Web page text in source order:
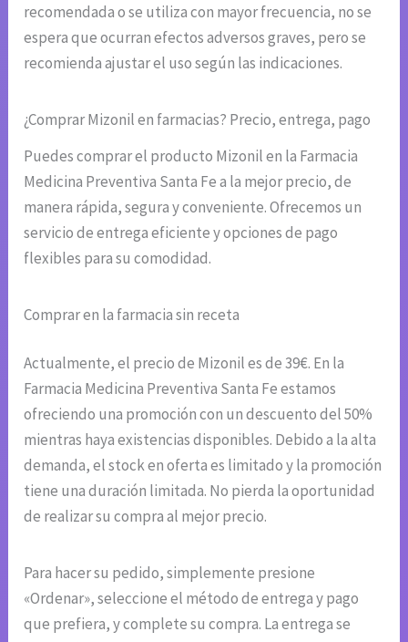
recomendada o se utiliza con mayor frecuencia, no se
espera que ocurran efectos adversos graves, pero se
recomienda ajustar el uso según las indicaciones.
¿Comprar Mizonil en farmacias? Precio, entrega, pago
Puedes comprar el producto Mizonil en la Farmacia
Medicina Preventiva Santa Fe a la mejor precio, de
manera rápida, segura y conveniente. Ofrecemos un
servicio de entrega eficiente y opciones de pago
flexibles para su comodidad.
Comprar en la farmacia sin receta
Actualmente, el precio de Mizonil es de 39€. En la
Farmacia Medicina Preventiva Santa Fe estamos
ofreciendo una promoción con un descuento del 50%
mientras haya existencias disponibles. Debido a la alta
demanda, el stock en oferta es limitado y la promoción
tiene una duración limitada. No pierda la oportunidad
de realizar su compra al mejor precio.
Para hacer su pedido, simplemente presione
«Ordenar», seleccione el método de entrega y pago
que prefiera, y complete su compra. La entrega se